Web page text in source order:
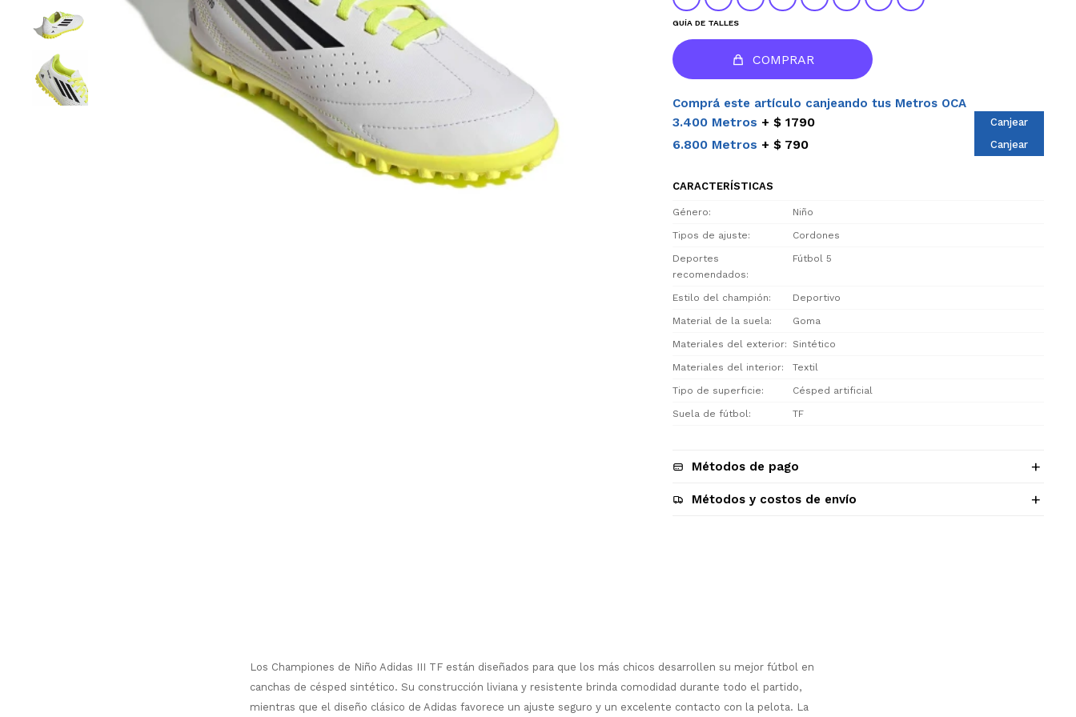
GUÍA DE TALLES
COMPRAR
Comprá este artículo canjeando tus Metros OCA
3.400 Metros $ 1790 Canjear
6.800 Metros $ 790 Canjear
CARACTERÍSTICAS
Género Niño
Tipos de ajuste Cordones
Deportes
recomendados
Fútbol 5
Estilo del champión Deportivo
Material de la suela Goma
Materiales del exterior Sintético
Materiales del interior Textil
Tipo de superficie Césped artificial
Suela de fútbol TF
Métodos de pago
Métodos y costos de envío
Los Championes de Niño Adidas III TF están diseñados para que los más chicos desarrollen su mejor fútbol en
canchas de césped sintético. Su construcción liviana y resistente brinda comodidad durante todo el partido,
mientras que el diseño clásico de Adidas favorece un ajuste seguro y un excelente contacto con la pelota. La
¡Sumate a la forma más ágil de
comprar!
Comprá en 3 cuotas sin recargo o hasta